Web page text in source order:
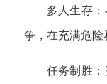
多人生存
争，在充满危险
任务制胜：